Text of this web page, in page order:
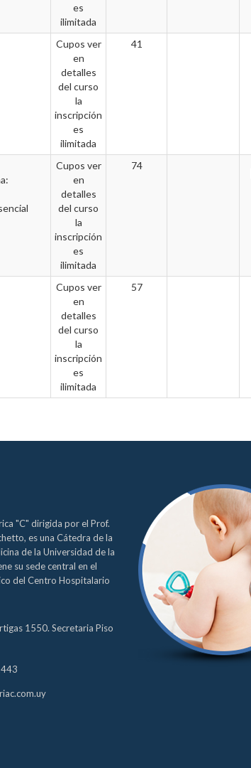
es
ilimitada
Cupos ver
en
detalles
del curso
la
inscripción
es
ilimitada
41
Cupos ver
en
detalles
del curso
la
inscripción
es
ilimitada
74
Cupos ver
en
detalles
del curso
la
inscripción
es
ilimitada
57
"C" dirigida por el Prof.
es una Cátedra de la
de la Universidad de la
su sede central en el
del Centro Hospitalario
1550. Secretaria Piso